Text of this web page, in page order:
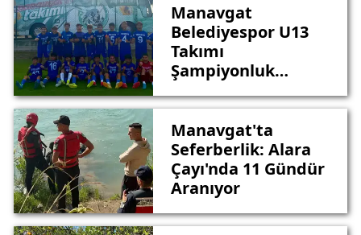
Manavgat
Belediyespor U13
Takımı
Şampiyonluk
Manavgat'ta
Seferberlik: Alara
Çayı'nda 11 Gündür
Aranıyor